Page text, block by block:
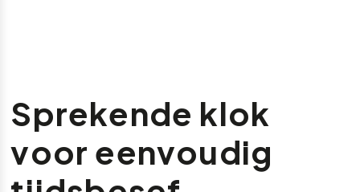
Sprekende klok
voor eenvoudig